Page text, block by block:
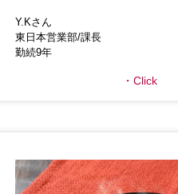
Y.Kさん
東日本営業部/課長
勤続9年
Click